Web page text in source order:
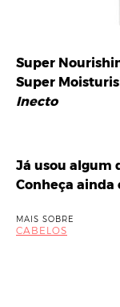
Super
Super
Inecto
Já usou algum
Conheça ainda
MAIS SOBRE
CABELOS